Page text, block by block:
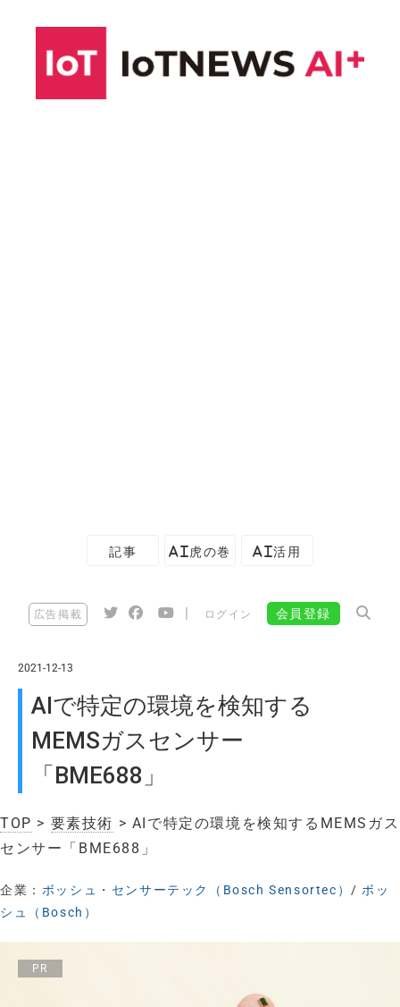
記事 AI虎の巻 AI活用
広告掲載 ログイン 会員登録
2021-12-13
AIで特定の環境を検知する
MEMSガスセンサー
「BME688」
TOP > 要素技術 > AIで特定の環境を検知するMEMSガス
センサー「BME688」
企業： ボッシュ・センサーテック（Bosch Sensortec）/ボッ
シュ（Bosch）
PR